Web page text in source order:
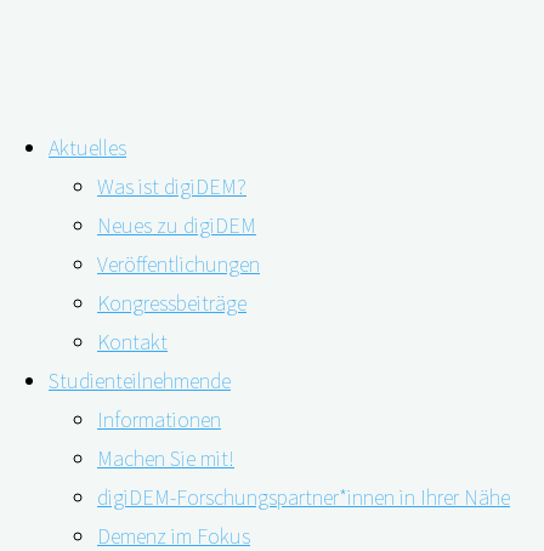
Inhalt
springen
Aktuelles
Was ist digiDEM?
Neues zu digiDEM
Veröffentlichungen
Kongressbeiträge
Kontakt
Studienteilnehmende
Informationen
Machen Sie mit!
digiDEM-Forschungspartner*innen in Ihrer Nähe
Demenz im Fokus
Informationen
Was ist digiDEM Bayern
und welche Ziele werden
verfolgt: